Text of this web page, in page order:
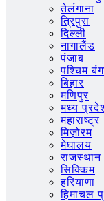
तेलंगाना
त्रिपुरा
दिल्ली
नागालैंड
पंजाब
पश्चिम
बिहार
मणिपुर
मध्य
महाराष्ट्र
मिज़ोरम
मेघालय
राजस्थान
सिक्किम
हरियाणा
हिमाचल